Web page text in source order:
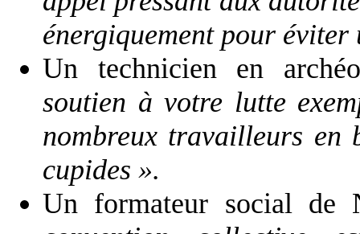
énergiquement pour éviter
Un technicien en
soutien à votre lutte
nombreux travailleurs en
cupides ».
Un formateur social de